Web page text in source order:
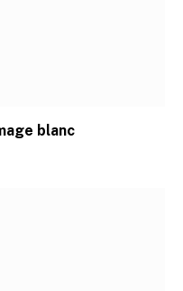
blanc